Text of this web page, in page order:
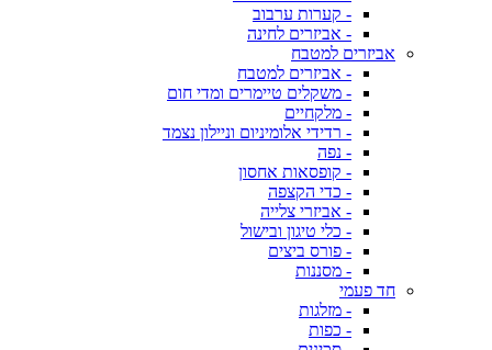
- קערות ערבוב
- אביזרים לחינה
אביזרים למטבח
- אביזרים למטבח
- משקלים טיימרים ומדי חום
- מלקחיים
- רדידי אלומיניום וניילון נצמד
- נפה
- קופסאות אחסון
- כדי הקצפה
- אביזרי צלייה
- כלי טיגון ובישול
- פורס ביצים
- מסננות
חד פעמי
- מזלגות
- כפות